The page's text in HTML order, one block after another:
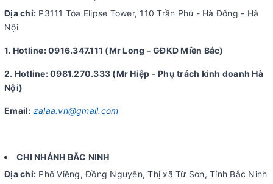
Địa chỉ: P3111 Tòa Elipse Tower, 110 Trần Phú - Hà Đông - Hà
Nội
1. Hotline: 0916.347.111 (Mr Long - GĐKD Miền Bắc)
2. Hotline: 0981.270.333 (Mr Hiệp - Phụ trách kinh doanh Hà
Nội)
Email: zalaa.vn@gmail.com
CHI NHÁNH BẮC NINH
Địa chỉ: Phố Viềng, Đồng Nguyên, Thị xã Từ Sơn, Tỉnh Bắc Ninh